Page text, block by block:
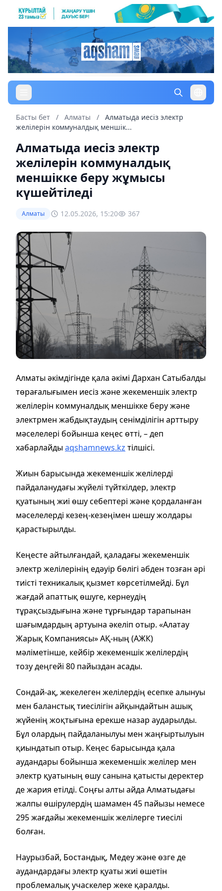
Басты бет / Алматы /
Алматыда иесіз электр
желілерін коммуналдық меншік...
Алматыда иесіз электр
желілерін коммуналдық
меншікке беру жұмысы
күшейтіледі
Алматы 12.05.2026, 15:20 367
Алматы әкімдігінде қала әкімі Дархан Сатыбалды
төрағалығымен иесіз және жекеменшік электр
желілерін коммуналдық меншікке беру және
электрмен жабдықтаудың сенімділігін арттыру
мәселелері бойынша кеңес өтті, – деп
хабарлайдыaqshamnews.kz тілшісі.
Жиын барысында жекеменшік желілерді
пайдаланудағы жүйелі түйткілдер, электр
қуатының жиі өшу себептері және қордаланған
мәселелерді кезең-кезеңімен шешу жолдары
қарастырылды.
Кеңесте айтылғандай, қаладағы жекеменшік
электр желілерінің едәуір бөлігі әбден тозған әрі
тиісті техникалық қызмет көрсетілмейді. Бұл
жағдай апаттық өшуге, кернеудің
тұрақсыздығына және тұрғындар тарапынан
шағымдардың артуына әкеліп отыр. «Алатау
Жарық Компаниясы» АҚ-ның (АЖК)
мәліметінше, кейбір жекеменшік желілердің
тозу деңгейі 80 пайыздан асады.
Сондай-ақ, жекелеген желілердің есепке алынуы
мен баланстық тиесілігін айқындайтын ашық
жүйенің жоқтығына ерекше назар аударылды.
Бұл олардың пайдаланылуы мен жаңғыртылуын
қиындатып отыр. Кеңес барысында қала
аудандары бойынша жекеменшік желілер мен
электр қуатының өшу санына қатысты деректер
де жария етілді. Соңғы алты айда Алматыдағы
жалпы өшірулердің шамамен 45 пайызы немесе
295 жағдайы жекеменшік желілерге тиесілі
болған.
Наурызбай, Бостандық, Медеу және өзге де
аудандардағы электр қуаты жиі өшетін
проблемалық учаскелер жеке қаралды.